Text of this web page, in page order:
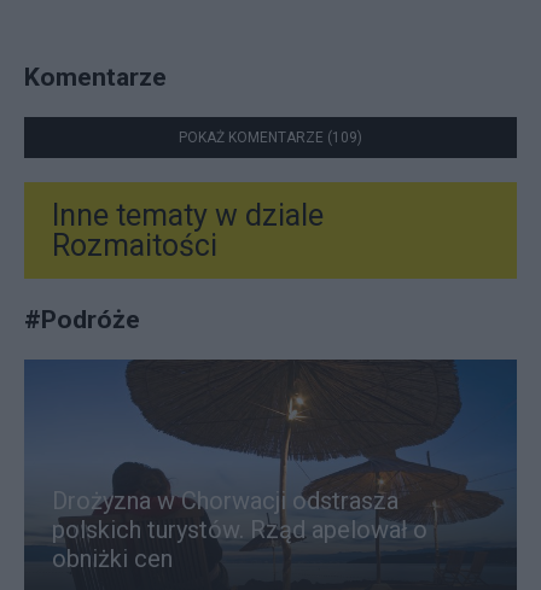
Komentarze
POKAŻ KOMENTARZE (109)
Inne tematy w dziale
Rozmaitości
#Podróże
Drożyzna w Chorwacji odstrasza
polskich turystów. Rząd apelował o
obniżki cen